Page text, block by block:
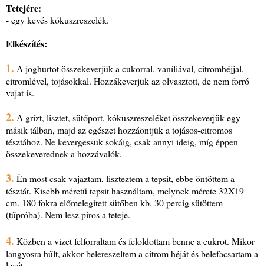
Tetejére:
- egy kevés kókuszreszelék.
Elkészítés:
1. A joghurtot összekeverjük a cukorral, vaníliával, citromhéjjal,
citromlével, tojásokkal. Hozzákeverjük az olvasztott, de nem forró
vajat is.
2. A grízt, lisztet, sütőport, kókuszreszeléket összekeverjük egy
másik tálban, majd az egészet hozzáöntjük a tojásos-citromos
tésztához. Ne kevergessük sokáig, csak annyi ideig, míg éppen
összekeverednek a hozzávalók.
3. Én most csak vajaztam, liszteztem a tepsit, ebbe öntöttem a
tésztát. Kisebb méretű tepsit használtam, melynek mérete 32X19
cm. 180 fokra előmelegített sütőben kb. 30 percig sütöttem
(tűpróba). Nem lesz piros a teteje.
4. Közben a vizet felforraltam és feloldottam benne a cukrot. Mikor
langyosra hűlt, akkor belereszeltem a citrom héját és belefacsartam a